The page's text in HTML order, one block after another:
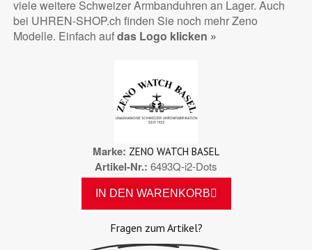
viele weitere Schweizer Armbanduhren an Lager. Auch
bei UHREN-SHOP.ch finden Sie noch mehr Zeno
Modelle. Einfach aufdas Logo klicken »
Marke ZENO WATCH BASEL
Artikel-Nr. 6493Q-i2-Dots
IN DEN WARENKORB
Fragen zum Artikel?